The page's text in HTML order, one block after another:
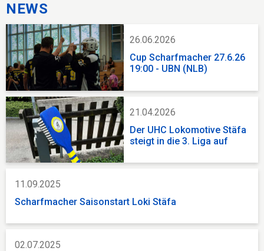
NEWS
26.06.2026
Cup Scharfmacher 27.6.26
19:00 - UBN (NLB)
21.04.2026
Der UHC Lokomotive Stäfa
steigt in die 3. Liga auf
11.09.2025
Scharfmacher Saisonstart Loki Stäfa
02.07.2025